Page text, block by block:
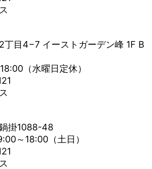
丁目4−7 イーストガーデン峰 1F B
（水曜日定休）
掛1088-48
18:00（土日）